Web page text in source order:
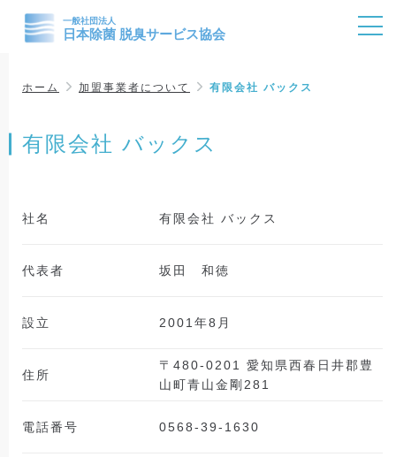
ホーム 加盟事業者について 有限会社 バックス
有限会社 バックス
社名 有限会社 バックス
代表者 坂田 和徳
設立 2001年8月
住所
〒480-0201 愛知県西春日井郡豊
山町青山金剛281
電話番号 0568-39-1630